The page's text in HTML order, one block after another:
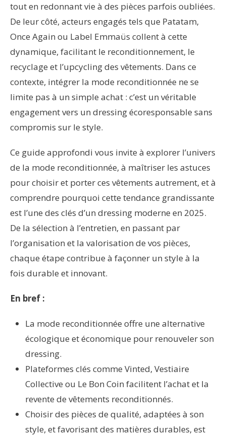
tout en redonnant vie à des pièces parfois oubliées.
De leur côté, acteurs engagés tels que Patatam,
Once Again ou Label Emmaüs collent à cette
dynamique, facilitant le reconditionnement, le
recyclage et l’upcycling des vêtements. Dans ce
contexte, intégrer la mode reconditionnée ne se
limite pas à un simple achat : c’est un véritable
engagement vers un dressing écoresponsable sans
compromis sur le style.
Ce guide approfondi vous invite à explorer l’univers
de la mode reconditionnée, à maîtriser les astuces
pour choisir et porter ces vêtements autrement, et à
comprendre pourquoi cette tendance grandissante
est l’une des clés d’un dressing moderne en 2025.
De la sélection à l’entretien, en passant par
l’organisation et la valorisation de vos pièces,
chaque étape contribue à façonner un style à la
fois durable et innovant.
En bref :
La mode reconditionnée offre une alternative
écologique et économique pour renouveler son
dressing.
Plateformes clés comme Vinted, Vestiaire
Collective ou Le Bon Coin facilitent l’achat et la
revente de vêtements reconditionnés.
Choisir des pièces de qualité, adaptées à son
style, et favorisant des matières durables, est